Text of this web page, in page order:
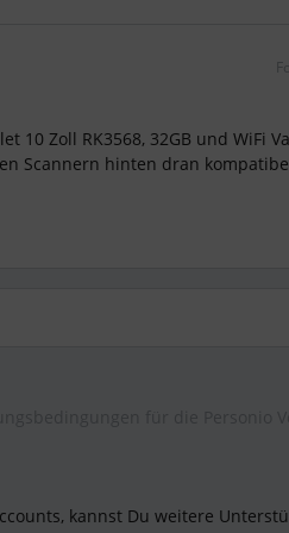
10 Zoll RK3568, 32GB und WiFi
Scannern hinten dran
kannst Du weitere